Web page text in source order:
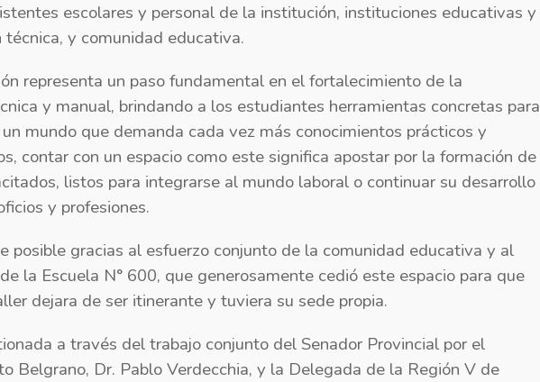
escolares y personal de la institución, instituciones educativas y
técnica, y comunidad educativa.
representa un paso fundamental en el fortalecimiento de la
y manual, brindando a los estudiantes herramientas concretas para
mundo que demanda cada vez más conocimientos prácticos y
contar con un espacio como este significa apostar por la formación de
listos para integrarse al mundo laboral o continuar su desarrollo
y profesiones.
posible gracias al esfuerzo conjunto de la comunidad educativa y al
la Escuela N° 600, que generosamente cedió este espacio para que
dejara de ser itinerante y tuviera su sede propia.
a través del trabajo conjunto del Senador Provincial por el
Belgrano, Dr. Pablo Verdecchia, y la Delegada de la Región V de